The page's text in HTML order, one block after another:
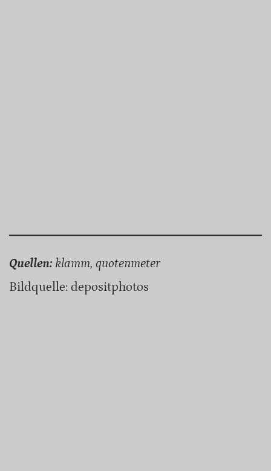
Quellen: klamm, quotenmeter
Bildquelle: depositphotos